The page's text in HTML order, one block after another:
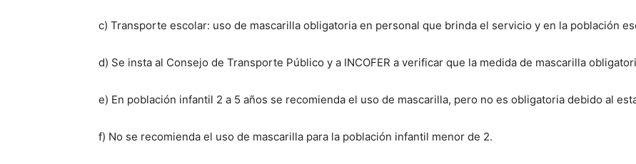
c) Transporte escolar: uso de mascarilla obligatoria en personal que brinda el servicio y en la población
d) Se insta al Consejo de Transporte Público y a INCOFER a verificar que la medida de mascarilla
e) En población infantil 2 a 5 años se recomienda el uso de mascarilla, pero no es obligatoria debido al
f) No se recomienda el uso de mascarilla para la población infantil menor de 2.